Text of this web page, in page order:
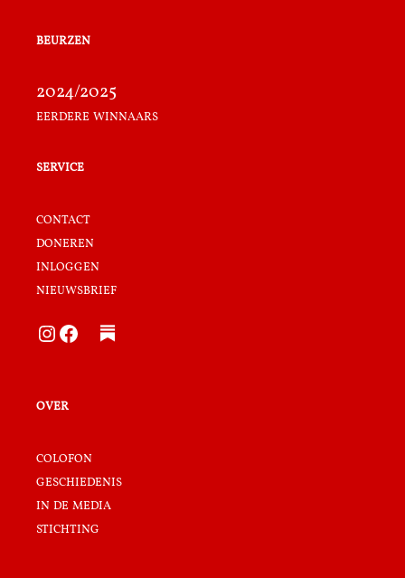
beurzen
2024/2025
eerdere winnaars
service
contact
doneren
inloggen
nieuwsbrief
Instagram Facebook
over
colofon
geschiedenis
in de media
stichting